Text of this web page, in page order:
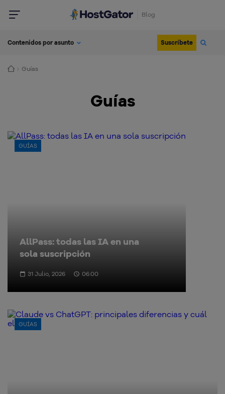
Blog
Contenidos por asunto Suscríbete
Guías
Guías
GUÍAS
AllPass: todas las IA en una
sola suscripción
31 Julio, 2026 06:00
GUÍAS